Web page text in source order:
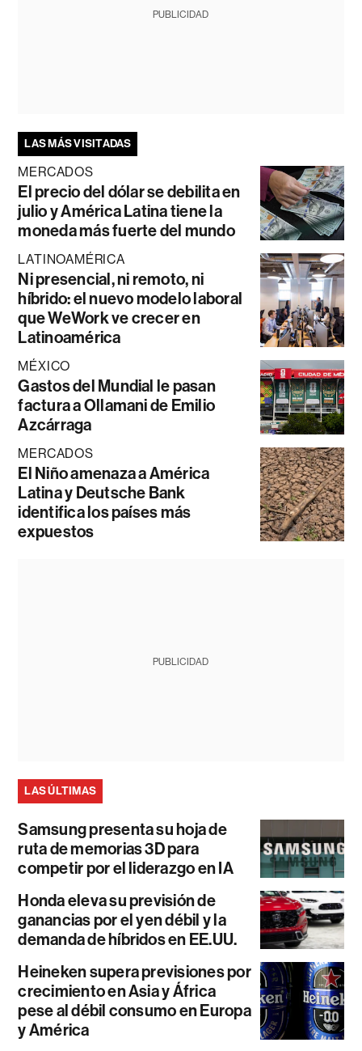
PUBLICIDAD
LAS MÁS VISITADAS
MERCADOS
El precio del dólar se debilita en
julio y América Latina tiene la
moneda más fuerte del mundo
LATINOAMÉRICA
Ni presencial, ni remoto, ni
híbrido: el nuevo modelo laboral
que WeWork ve crecer en
Latinoamérica
MÉXICO
Gastos del Mundial le pasan
factura a Ollamani de Emilio
Azcárraga
MERCADOS
El Niño amenaza a América
Latina y Deutsche Bank
identifica los países más
expuestos
PUBLICIDAD
LAS ÚLTIMAS
Samsung presenta su hoja de
ruta de memorias 3D para
competir por el liderazgo en IA
Honda eleva su previsión de
ganancias por el yen débil y la
demanda de híbridos en EE.UU.
Heineken supera previsiones por
crecimiento en Asia y África
pese al débil consumo en Europa
y América